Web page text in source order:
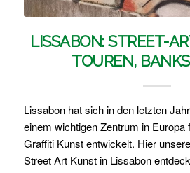
LISSABON: STREET-
TOUREN,
Lissabon hat sich in den letzten
einem wichtigen Zentrum in Europa
Graffiti Kunst entwickelt. Hier
Street Art Kunst in Lissabon